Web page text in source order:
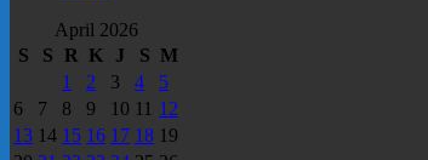
April 2026
S
S R K J S M
1
2 3 4
5
6
7 8 9 10 11 12
13 14 15 16 17 18 19